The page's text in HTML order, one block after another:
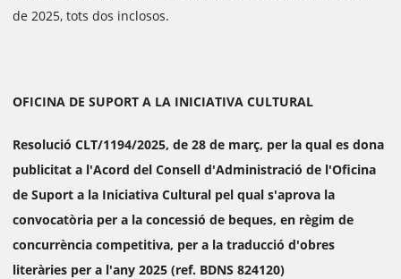
de 2025, tots dos inclosos.
OFICINA DE SUPORT A LA INICIATIVA CULTURAL
Resolució CLT/1194/2025, de 28 de març, per la qual es dona
publicitat a l'Acord del Consell d'Administració de l'Oficina
de Suport a la Iniciativa Cultural pel qual s'aprova la
convocatòria per a la concessió de beques, en règim de
concurrència competitiva, per a la traducció d'obres
literàries per a l'any 2025 (ref. BDNS 824120)